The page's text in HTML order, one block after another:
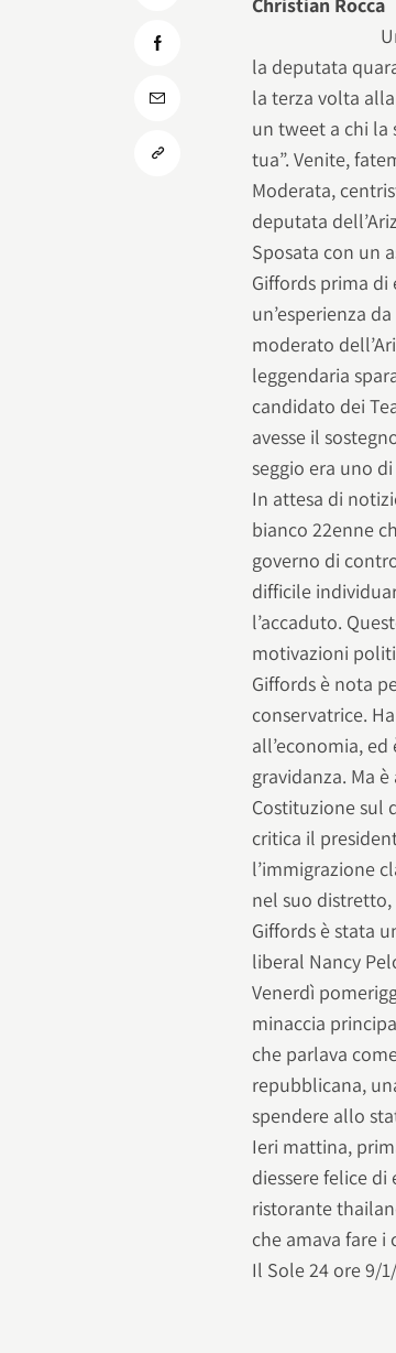
la deputata
la terza volta
un tweet a chi la
tua”. Venite,
Moderata,
deputata
Sposata con un
Giffords prima di
un’esperienza
moderato
leggendaria
candidato dei
avesse il
seggio era uno
In attesa di
bianco 22enne
governo di
difficile
l’accaduto.
motivazioni
Giffords è nota
conservatrice.
all’economia,
gravidanza. Ma
Costituzione sul
critica il
l’immigrazione
nel suo
Giffords è stata
liberal Nancy
Venerdì
minaccia
che parlava
repubblicana,
spendere allo
Ieri mattina,
diessere felice di
ristorante
che amava fare i
Il Sole 24 ore 9/